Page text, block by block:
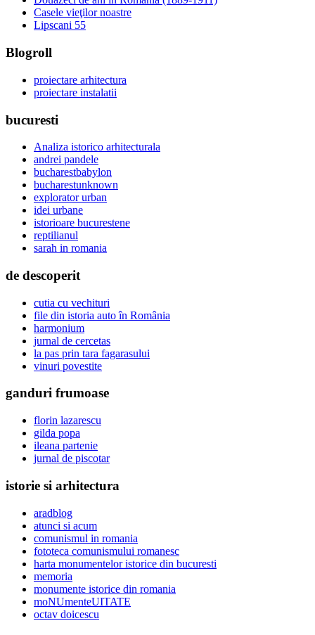
Casele vieţilor noastre
Lipscani 55
Blogroll
proiectare arhitectura
proiectare instalatii
bucuresti
Analiza istorico arhitecturala
andrei pandele
bucharestbabylon
bucharestunknown
explorator urban
idei urbane
istorioare bucurestene
reptilianul
sarah in romania
de descoperit
cutia cu vechituri
file din istoria auto în România
harmonium
jurnal de cercetas
la pas prin tara fagarasului
vinuri povestite
ganduri frumoase
florin lazarescu
gilda popa
ileana partenie
jurnal de piscotar
istorie si arhitectura
aradblog
atunci si acum
comunismul in romania
fototeca comunismului romanesc
harta monumentelor istorice din bucuresti
memoria
monumente istorice din romania
moNUmenteUITATE
octav doicescu